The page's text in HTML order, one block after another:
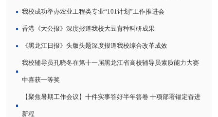
我校成功举办农业工程类专业“101计划”工作推进会
香港《大公报》深度报道我校大豆育种科研成果
《黑龙江日报》头版头题深度报道我校综合改革成效
我校辅导员孔晓冬在第十一届黑龙江省高校辅导员素质能力大赛
中喜获一等奖
【聚焦暑期工作会议】十件实事答好半年答卷 十项部署锚定奋进
新程